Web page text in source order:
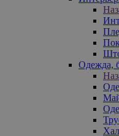
Одежда,